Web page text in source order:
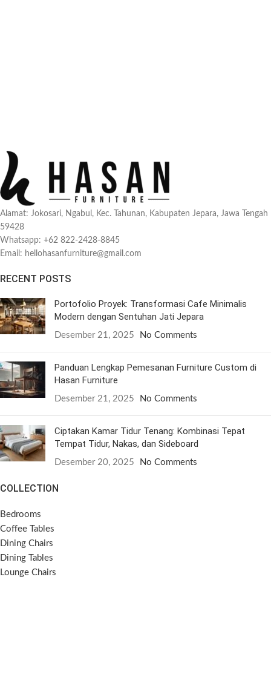
Alamat: Jokosari, Ngabul, Kec. Tahunan, Kabupaten Jepara, Jawa Tengah
59428
Whatsapp: +62 822-2428-8845
Email: hellohasanfurniture@gmail.com
RECENT POSTS
Portofolio Proyek: Transformasi Cafe Minimalis
Modern dengan Sentuhan Jati Jepara
Desember 21, 2025 No Comments
Panduan Lengkap Pemesanan Furniture Custom di
Hasan Furniture
Desember 21, 2025 No Comments
Ciptakan Kamar Tidur Tenang: Kombinasi Tepat
Tempat Tidur, Nakas, dan Sideboard
Desember 20, 2025 No Comments
COLLECTION
Bedrooms
Coffee Tables
Dining Chairs
Dining Tables
Lounge Chairs